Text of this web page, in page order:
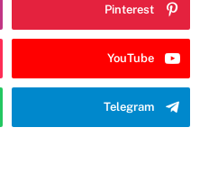
Pinterest
YouTube
Telegram